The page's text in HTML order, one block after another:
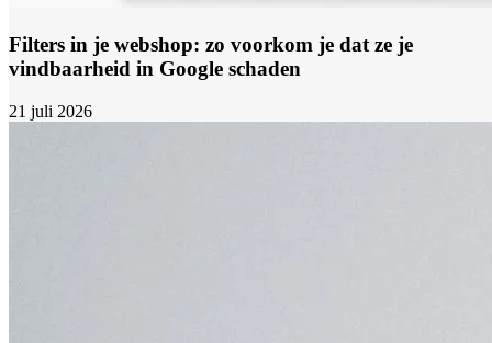
Filters in je webshop: zo voorkom je dat ze je
vindbaarheid in Google schaden
21 juli 2026